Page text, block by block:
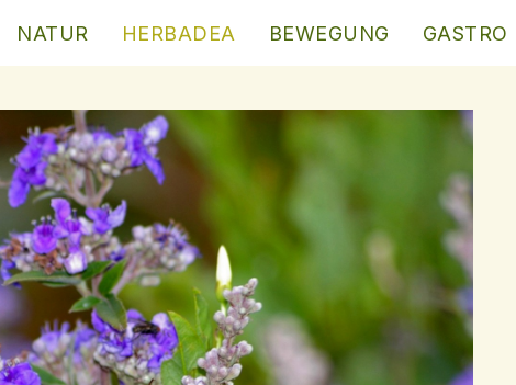
NATUR HERBADEA BEWEGUNG GASTRO